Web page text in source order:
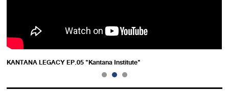
KANTANA LEGACY EP.05 "Kantana Institute"